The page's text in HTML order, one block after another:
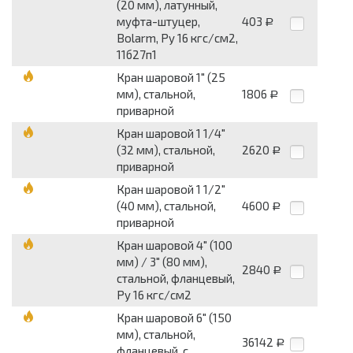
(20 мм), латунный,
муфта-штуцер,
Bolarm, Py 16 кгс/см2,
11б27п1
403 Р
Кран шаровой 1" (25
мм), стальной,
приварной
1806 Р
Кран шаровой 1 1/4"
(32 мм), стальной,
приварной
2620 Р
Кран шаровой 1 1/2"
(40 мм), стальной,
приварной
4600 Р
Кран шаровой 4" (100
мм) / 3" (80 мм),
стальной, фланцевый,
Py 16 кгс/см2
2840 Р
Кран шаровой 6" (150
мм), стальной,
36142 Р